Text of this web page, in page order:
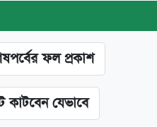
ফল প্রকাশ
কাটবেন যেভাবে